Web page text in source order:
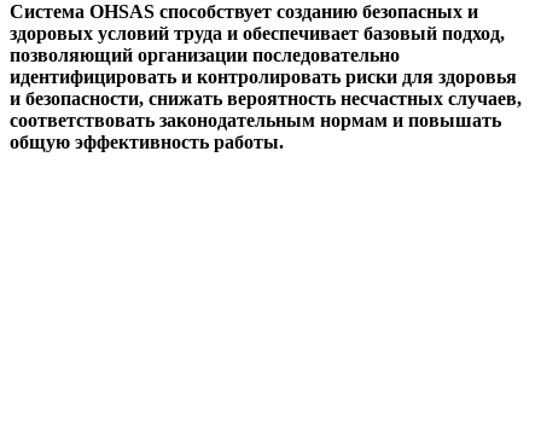
Система OHSAS способствует созданию безопасных и
здоровых условий труда и обеспечивает базовый подход,
позволяющий организации последовательно
идентифицировать и контролировать риски для здоровья
и безопасности, снижать вероятность несчастных случаев,
соответствовать законодательным нормам и повышать
общую эффективность работы.